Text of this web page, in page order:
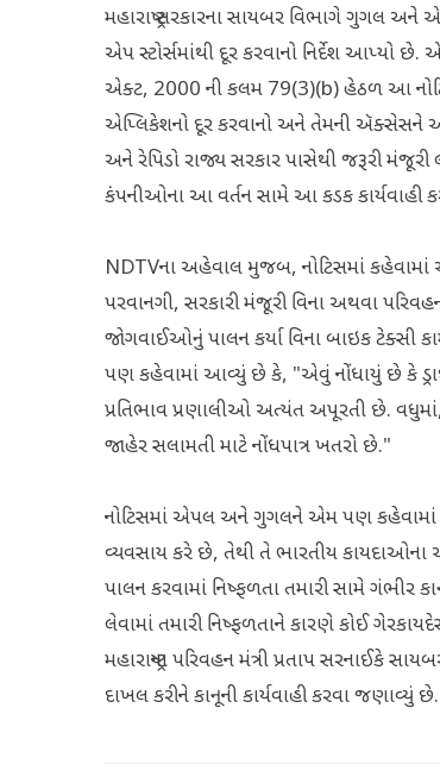
મહારાષ્ટ્ર સરકારના સાયબર વિભાગે ગુગલ
એપ સ્ટોર્સમાંથી દૂર કરવાનો નિર્દેશ આપ્યો
એક્ટ, 2000 ની કલમ 79(3)(b) હેઠળ આ
એપ્લિકેશનો દૂર કરવાનો અને તેમની ઍક્સેસને
અને રેપિડો રાજ્ય સરકાર પાસેથી જરૂરી
કંપનીઓના આ વર્તન સામે આ કડક કાર્યવાહી
NDTVના અહેવાલ મુજબ, નોટિસમાં
પરવાનગી, સરકારી મંજૂરી વિના અથવા
જોગવાઈઓનું પાલન કર્યા વિના બાઇક ટેક્સી
પણ કહેવામાં આવ્યું છે કે, "એવું નોંધાયું છે કે
પ્રતિભાવ પ્રણાલીઓ અત્યંત અપૂરતી છે.
જાહેર સલામતી માટે નોંધપાત્ર ખતરો છે."
નોટિસમાં એપલ અને ગુગલને એમ પણ કહેવામાં
વ્યવસાય કરે છે, તેથી તે ભારતીય કાયદાઓના
પાલન કરવામાં નિષ્ફળતા તમારી સામે
લેવામાં તમારી નિષ્ફળતાને કારણે કોઈ
મહારાષ્ટ્રના પરિવહન મંત્રી પ્રતાપ
દાખલ કરીને કાનૂની કાર્યવાહી કરવા જણાવ્યું છે.